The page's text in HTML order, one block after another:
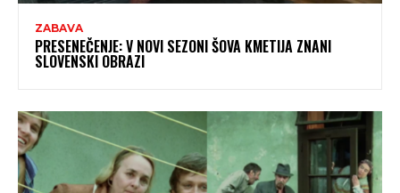
ZABAVA
PRESENEČENJE: V NOVI SEZONI ŠOVA KMETIJA ZNANI
SLOVENSKI OBRAZI